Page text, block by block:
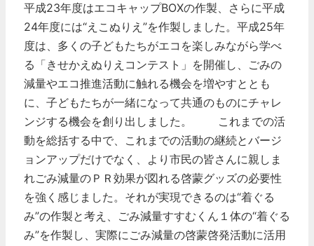
平成23年度はエコキャップBOXの作製、さらに平成
24年度には“えこぬりえ”を作製しました。平成25年
度は、多くの子どもたちがエコを楽しみながら学べ
る「きせかえぬりえコンテスト」を開催し、ごみの
減量やエコ推進活動に触れる機会を増やすととも
に、子どもたちが一緒になって共通のものにチャレ
ンジする機会を創り出しました。
これまでの活
動を総括する中で、これまでの活動の継続とバージ
ョンアップだけでなく、より市民の皆さんに親しま
れごみ減量のＰＲ効果が図れる啓蒙グッズの必要性
を強く感じました。それが実現できるのは“着ぐる
み”の作製と考え、ごみ減量すすむくん１体の“着ぐる
み”を作製し、実際にごみ減量の啓蒙啓発活動に活用